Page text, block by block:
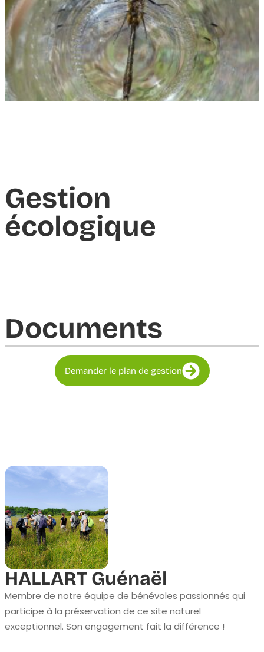
Gestion
écologique
Documents​
Demander le plan de gestion
HALLART Guénaël
Membre de notre équipe de bénévoles passionnés qui
participe à la préservation de ce site naturel
exceptionnel. Son engagement fait la différence !